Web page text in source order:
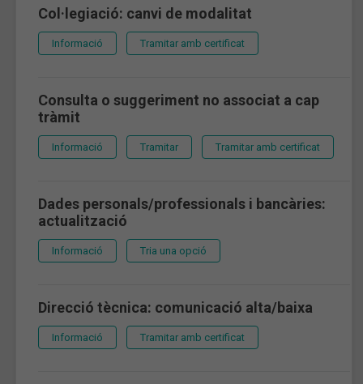
Col·legiació: canvi de modalitat
Informació Tramitar amb certificat
Consulta o suggeriment no associat a cap
tràmit
Informació Tramitar Tramitar amb certificat
Dades personals/professionals i bancàries:
actualització
Informació Tria una opció
Direcció tècnica: comunicació alta/baixa
Informació Tramitar amb certificat